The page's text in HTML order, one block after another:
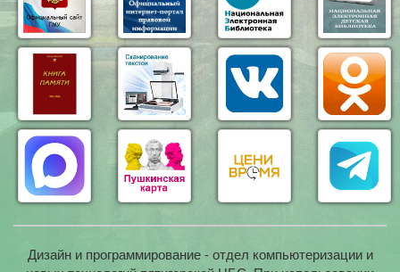
Дизайн и программирование - отдел компьютеризации и